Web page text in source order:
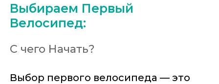
Выбираем Первый
Велосипед:
С чего Начать?
Выбор первого велосипеда — это